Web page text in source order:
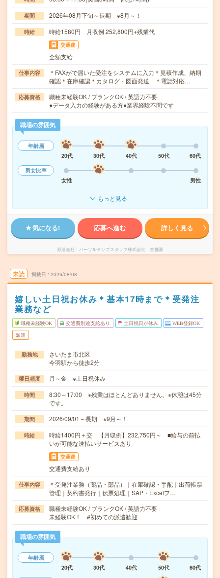
期間 2026年08月下旬～長期 ※8月～！
時給 時給1580円 月収例 252,800円+残業代
交通費
全額支給
仕事内容
＊FAXがで届いた受注をシステムに入力＊見積作成、納期
確認＊在庫確認＊カタログ・図面発送 ＊電話対応…
応募資格
職種未経験OK / ブランクOK / 英語力不要
●データ入力の経験がある方●業界経験不問です
職場の雰囲気
年齢層
20代
30代 40代 50代
60代
男女比率
女性
男性
もっと見る
気になる! 応募へ進む 詳しく見る
派遣会社 パーソルテンプスタッフ株式会社 首都圏
未読 掲載日 2026/08/08
嬉しい土日祝お休み＊基本17時まで＊受発注
業務など
職種未経験OK 交通費別途支給あり 土日祝日が休み WEB登録OK
派遣
勤務地
さいたま市北区
今羽駅から徒歩2分
曜日頻度 月～金 ※土日祝休み
時間
8:30～17:00 ※残業はほとんどありません。※休憩は45分
です。
期間 2026/09/01～長期 ※9月～！
時給
時給1400円＋交 【月収例】232,750円～ ■給与の前払
いが可能な速払いサービスあり
交通費
交通費支給あり
仕事内容
＊受発注業務（薬品・部品）｜在庫確認・手配｜出荷帳票
管理｜契約書発行｜伝票処理｜SAP・Excelフ…
応募資格
職種未経験OK / ブランクOK / 英語力不要
未経験OK！ #初めての派遣歓迎
職場の雰囲気
年齢層
20代
30代 40代 50代
60代